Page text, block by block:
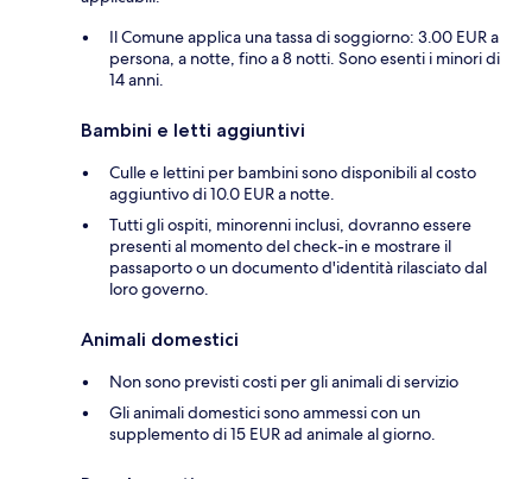
Il Comune applica una tassa di soggiorno: 3.00 EUR a
persona, a notte, fino a 8 notti. Sono esenti i minori di
14 anni.
Bambini e letti aggiuntivi
Culle e lettini per bambini sono disponibili al costo
aggiuntivo di 10.0 EUR a notte.
Tutti gli ospiti, minorenni inclusi, dovranno essere
presenti al momento del check-in e mostrare il
passaporto o un documento d'identità rilasciato dal
loro governo.
Animali domestici
Non sono previsti costi per gli animali di servizio
Gli animali domestici sono ammessi con un
supplemento di 15 EUR ad animale al giorno.